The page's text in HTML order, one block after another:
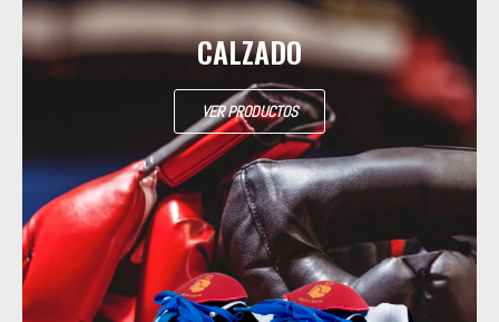
CALZADO
VER PRODUCTOS